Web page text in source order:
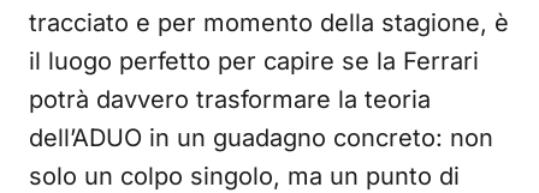
tracciato e per momento della stagione, è
il luogo perfetto per capire se la Ferrari
potrà davvero trasformare la teoria
dell’ADUO in un guadagno concreto: non
solo un colpo singolo, ma un punto di